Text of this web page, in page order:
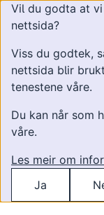
Vil du godta at
nettsida?
Viss du godtek,
nettsida blir
tenestene våre.
Du kan når som
våre.
Les meir om
Ja